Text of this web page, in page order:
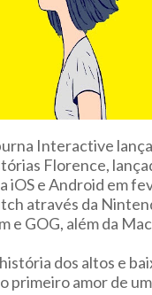
Interactive
Florence,
iOS e Android em
através da
e GOG, além da
dos altos e
primeiro amor de